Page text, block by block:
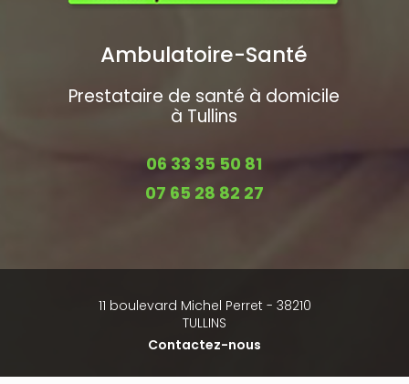
Ambulatoire-Santé
Prestataire de santé à domicile
à Tullins
06 33 35 50 81
07 65 28 82 27
11 boulevard Michel Perret - 38210
TULLINS
Contactez-nous